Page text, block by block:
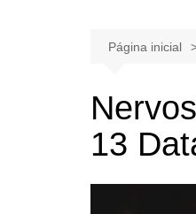
Página inicial
13